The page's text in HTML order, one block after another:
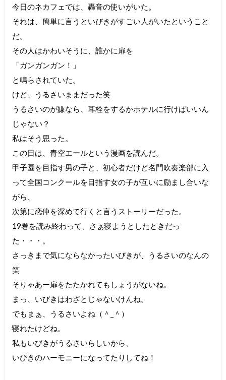
今日のネカフェでは、轟音の使いがいた。
それは、簡単に言うといびきがすごい人がいたということ
だ。
その人はかわいそうに、誰かに扉を
「ガンガンガン！」
と鳴らされていた。
けど、うるさいままだった笑
うるさいのが嫌なら、耳栓をするかホテルに行けばいいん
じゃない？
私はそう思った。
この日は、青空エールという漫画を読んだ。
甲子園を目指す男の子と、初心者だけど名門吹奏楽部に入
って全国コンクールを目指す女の子が互いに励まし合いな
がら、
次第に恋仲を深めて行くと言うストーリーだった。
19巻を読み終わって、さぁ寝ようとしたときだっ
た・・・。
さっきまで気にならなかったいびきが、うるさいのなんの
笑
そりゃあー扉をたたかれてもしょうがないね。
まっ、いびきはわざとじゃないけんね。
でもまぁ、うるさいよね（＾_＾）
寝れたけどね。
私もいびきがうるさいらしいから、
いびきのハーモニーになってたりしてね！